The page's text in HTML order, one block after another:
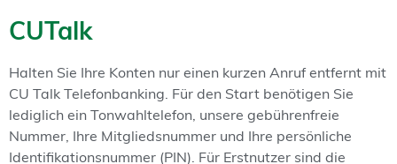
CUTalk
Halten Sie Ihre Konten nur einen kurzen Anruf entfernt mit
CU Talk Telefonbanking. Für den Start benötigen Sie
lediglich ein Tonwahltelefon, unsere gebührenfreie
Nummer, Ihre Mitgliedsnummer und Ihre persönliche
Identifikationsnummer (PIN). Für Erstnutzer sind die